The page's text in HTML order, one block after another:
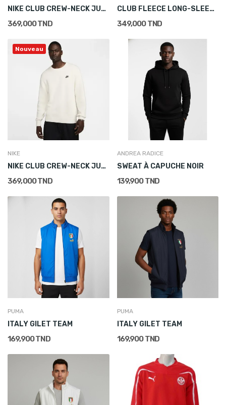
NIKE CLUB CREW-NECK JUMPER
369,000 TND
CLUB FLEECE LONG-SLEEVE FLEECE POLO
349,000 TND
Nouveau
NIKE
NIKE CLUB CREW-NECK JUMPER
369,000 TND
ANDREA RADICE
SWEAT À CAPUCHE NOIR
139,900 TND
PUMA
ITALY GILET TEAM
169,900 TND
PUMA
ITALY GILET TEAM
169,900 TND